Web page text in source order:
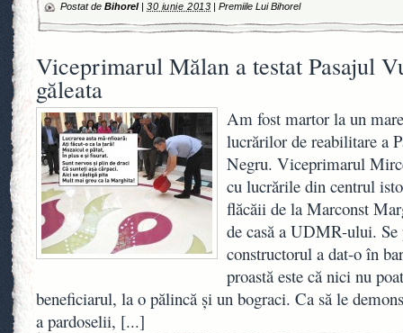
Postat de Bihorel| 30 iunie 2013 |Premiile Lui Bihorel
Viceprimarul Mălan a testat Pasajul
găleata
Am fost martor la un
lucrărilor de reabilitare a
Negru. Viceprimarul
cu lucrările din centrul
flăcăii de la Marconst
de casă a UDMR-ului. Se
constructorul a dat-o în
proastă este că nici nu
beneficiarul, la o pălincă şi un bograci. Ca să le
a pardoselii, [...]